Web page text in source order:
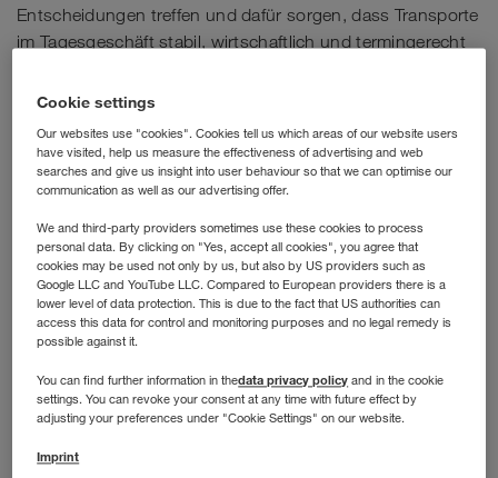
Entscheidungen treffen und dafür sorgen, dass Transporte
im Tagesgeschäft stabil, wirtschaftlich und termingerecht
steuerst du die operative Transportabwicklung nach der
wenn’s dynamisch wird.
Cookie settings
Our websites use "cookies". Cookies tell us which areas of our website users
have visited, help us measure the effectiveness of advertising and web
searches and give us insight into user behaviour so that we can optimise our
communication as well as our advertising offer.
We and third-party providers sometimes use these cookies to process
personal data. By clicking on "Yes, accept all cookies", you agree that
cookies may be used not only by us, but also by US providers such as
Google LLC and YouTube LLC. Compared to European providers there is a
lower level of data protection. This is due to the fact that US authorities can
access this data for control and monitoring purposes and no legal remedy is
possible against it.
You can find further information in thedata privacy policy and in the cookie
settings. You can revoke your consent at any time with future effect by
adjusting your preferences under "Cookie Settings" on our website.
Imprint